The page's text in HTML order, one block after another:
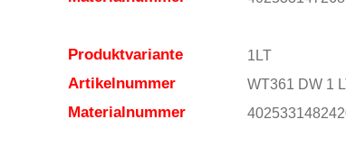
Produktvariante 1LT
Artikelnummer WT361 DW 1
Materialnummer